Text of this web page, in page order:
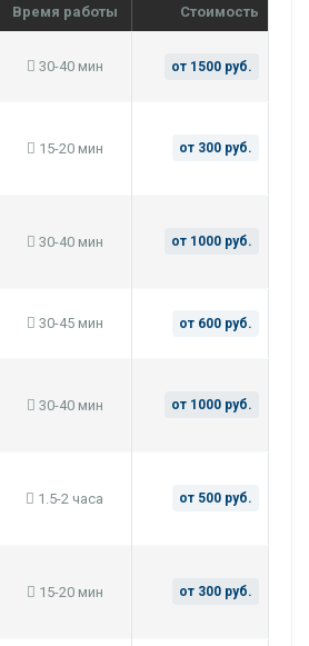
Время работы Стоимость
30-40 мин от 1500 руб.
15-20 мин от 300 руб.
30-40 мин от 1000 руб.
30-45 мин от 600 руб.
30-40 мин от 1000 руб.
1.5-2 часа от 500 руб.
15-20 мин от 300 руб.